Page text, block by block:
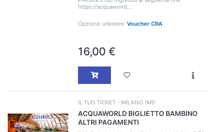
https://acquaworld....
Opzione ulteriore: Voucher CRA
16,00 €
IL TUO TICKET - MILANO (MI)
ACQUAWORLD BIGLIETTO BAMBINO
ALTRI PAGAMENTI